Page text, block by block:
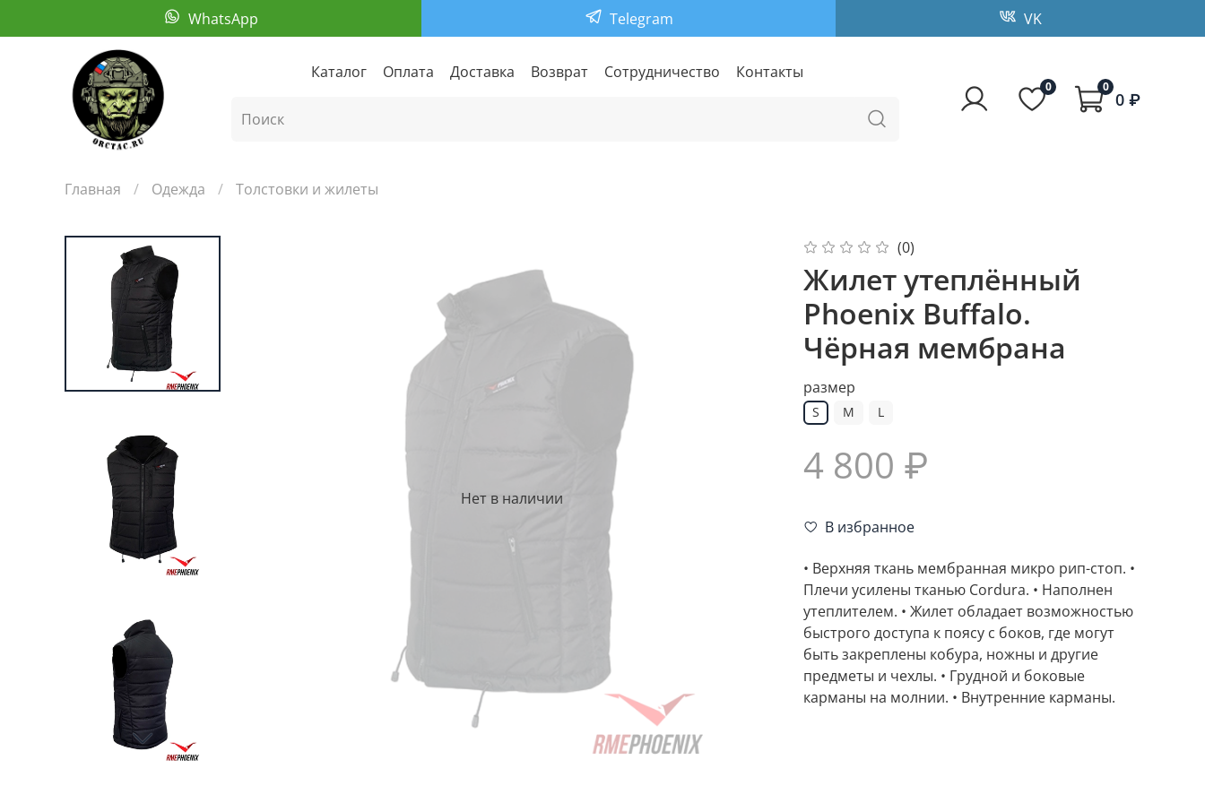
WhatsApp Telegram VK
Каталог Оплата Доставка Возврат Сотрудничество Контакты
0 0
0 ₽
Главная Одежда Толстовки и жилеты
Нет в наличии
(0)
Жилет утеплённый
Phoenix Buffalo.
Чёрная мембрана
размер
S M L
4 800 ₽
В избранное
• Верхняя ткань мембранная микро рип-стоп. •
Плечи усилены тканью Cordura. • Наполнен
утеплителем. • Жилет обладает возможностью
быстрого доступа к поясу с боков, где могут
быть закреплены кобура, ножны и другие
предметы и чехлы. • Грудной и боковые
карманы на молнии. • Внутренние карманы.